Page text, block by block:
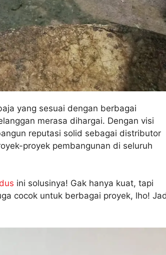
yang sesuai dengan berbagai
merasa dihargai. Dengan visi
reputasi solid sebagai distributor
proyek pembangunan di seluruh
ini solusinya! Gak hanya kuat, tapi
cocok untuk berbagai proyek, lho!